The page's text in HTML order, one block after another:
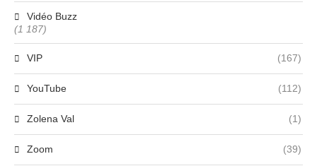
Vidéo Buzz
(1 187)
VIP (167)
YouTube (112)
Zolena Val (1)
Zoom (39)